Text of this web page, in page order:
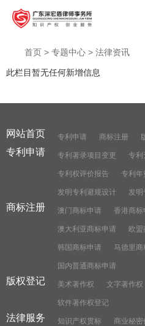
首页 > 专题中心 > 法律资讯
此栏目暂无任何新增信息
网站首页 专利申请 商标注册
专利申请 专利著录项目变更 专利
专利权评价报告 专利年
发明专利避规设计 发明
商标注册 澳门商标申请 香港商标
澳大利亚商标申请 欧
韩国商标申请 马德里
国内普通商标申请
版权登记 美术著作权 文字著作权
软件著作权登记
法律服务 知识产权贯标 商业秘密